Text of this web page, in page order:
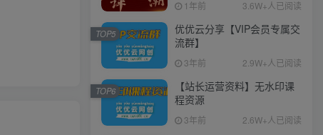
1年前 3.6W+人已阅读
优优云分享【VIP会员专属交
流群】
3年前 2.9W+人已阅读
TOP5
【站长运营资料】无水印课
程资源
3年前 2.6W+人已阅读
TOP6